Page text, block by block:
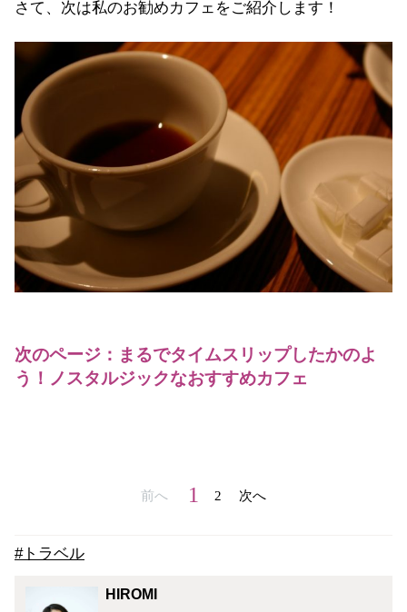
さて、次は私のお勧めカフェをご紹介します！
次のページ：まるでタイムスリップしたかのよ
う！ノスタルジックなおすすめカフェ
前へ 1 2 次へ
#トラベル
HIROMI